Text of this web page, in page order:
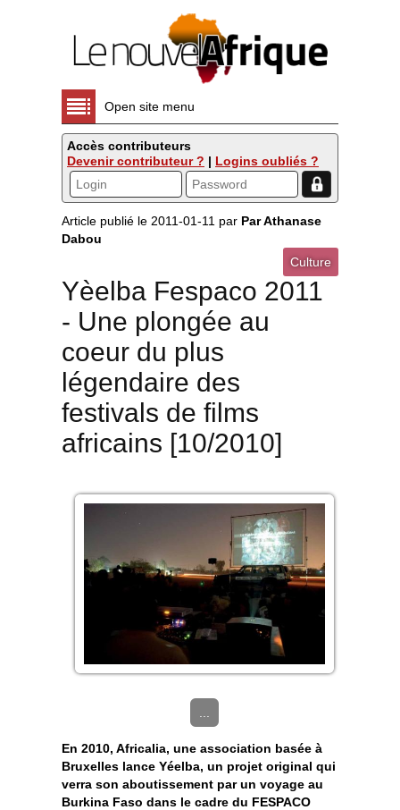
Open site menu
Accès contributeurs
Devenir contributeur ? | Logins oubliés ?
Article publié le 2011-01-11 par Par Athanase
Dabou
Culture
Yèelba Fespaco 2011
- Une plongée au
coeur du plus
légendaire des
festivals de films
africains [10/2010]
En 2010, Africalia, une association basée à
Bruxelles lance Yéelba, un projet original qui
verra son aboutissement par un voyage au
Burkina Faso dans le cadre du FESPACO